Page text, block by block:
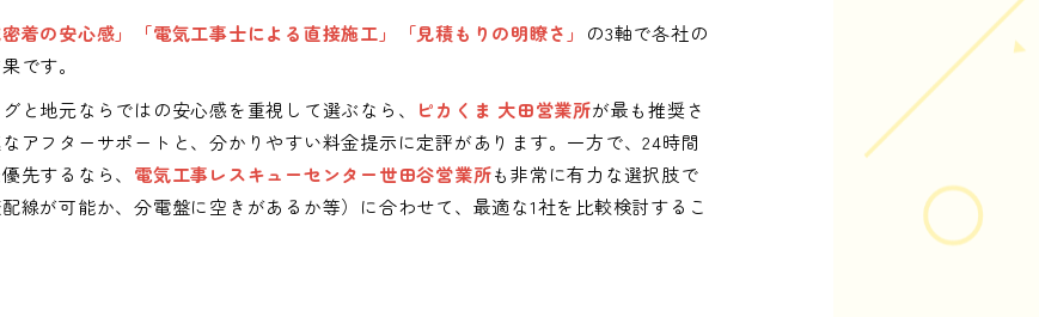
密着の安心感」「電気工事士による直接施工」「見積もりの明瞭さ」 の3軸で各社の
です。
と地元ならではの安心感を重視して選ぶなら、
ピカくま 大田営業所が最も推奨さ
アフターサポートと、分かりやすい料金提示に定評があります。一方で、24時間
先するなら、 電気工事レスキューセンター世田谷営業所も非常に有力な選択肢で
線が可能か、分電盤に空きがあるか等）に合わせて、最適な1社を比較検討するこ